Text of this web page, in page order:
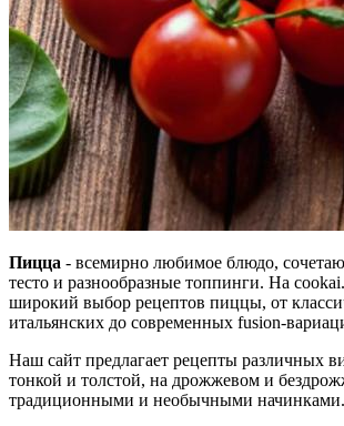
Пицца - всемирно любимое блюдо,
тесто и разнообразные топпинги. На
широкий выбор рецептов пиццы, от
итальянских до современных fusion-
Наш сайт предлагает рецепты различных
тонкой и толстой, на дрожжевом и
традиционными и необычными начинками.